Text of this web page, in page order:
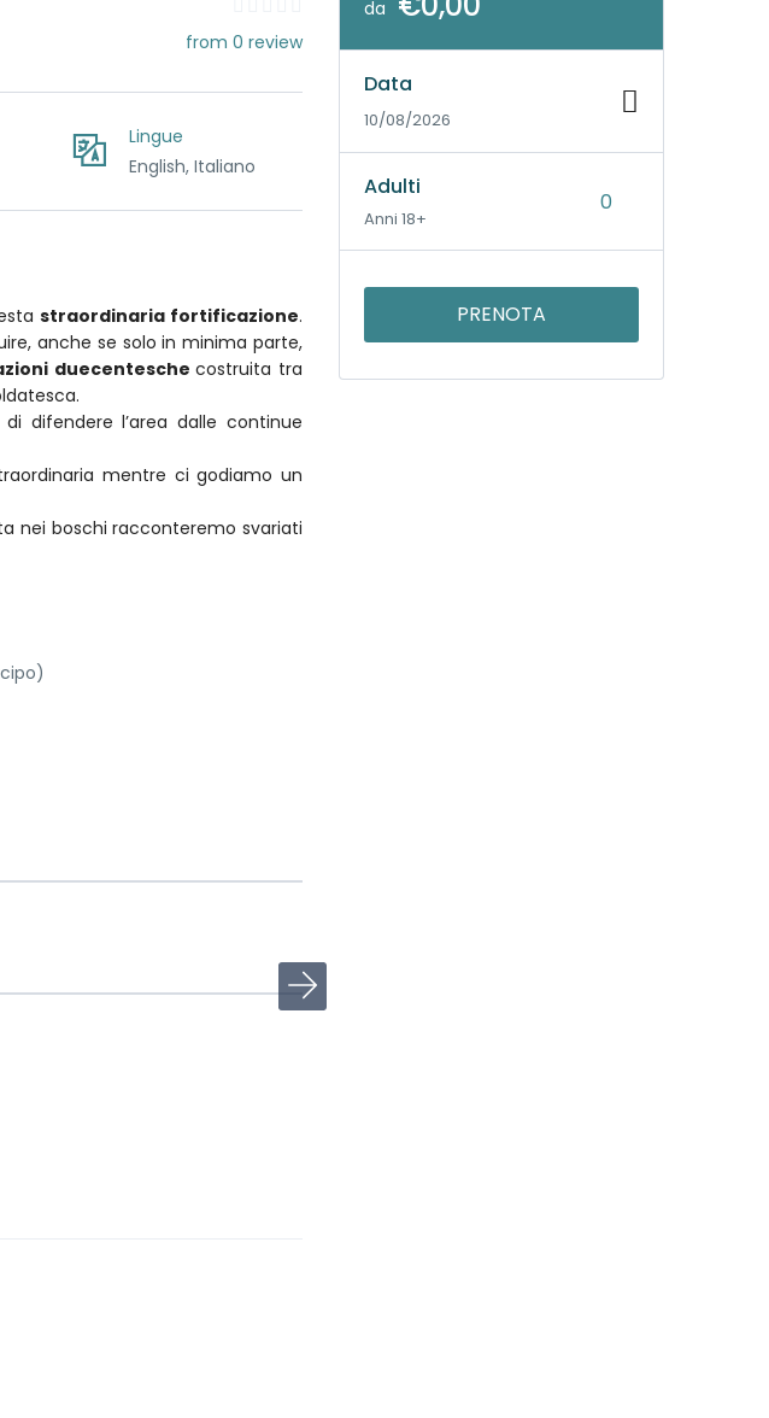
from 0 review
Lingue
English, Italiano
straordinaria fortificazione.
anche se solo in minima parte,
duecenteschecostruita tra
difendere l’area dalle continue
mentre ci godiamo un
nei boschi racconteremo svariati
da
Data
10/08/2026
Adulti
Anni 18+
PRENOTA